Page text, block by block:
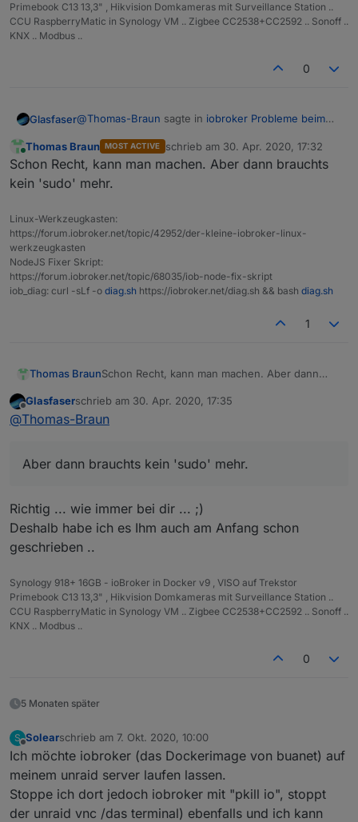
Primebook C13 13,3" , Hikvision Domkameras mit Surveillance Station ..
CCU RaspberryMatic in Synology VM .. Zigbee CC2538+CC2592 .. Sonoff ..
KNX .. Modbus ..
0
Glasfaser@Thomas-Braun sagte in iobroker Probleme beim
in Kombination mit einem root-Login
im Synology Docker meldelt man sich automatisch mit
root an ohne was anzugeben .
Online
Thomas Braun MOST ACTIVE schrieb am 30. Apr. 2020, 17:32
zuletzt editiert von
Schon Recht, kann man machen. Aber dann brauchts
kein 'sudo' mehr.
Linux-Werkzeugkasten:
https://forum.iobroker.net/topic/42952/der-kleine-iobroker-linux-
werkzeugkasten
NodeJS Fixer Skript:
https://forum.iobroker.net/topic/68035/iob-node-fix-skript
iob_diag: curl -sLf -o diag.sh https://iobroker.net/diag.sh && bash diag.sh
1
Thomas BraunSchon Recht, kann man machen. Aber dann
Offline
Glasfaserschrieb am 30. Apr. 2020, 17:35
zuletzt editiert von
@Thomas-Braun
Aber dann brauchts kein 'sudo' mehr.
Richtig ... wie immer bei dir ... ;)
Deshalb habe ich es Ihm auch am Anfang schon
geschrieben ..
Synology 918+ 16GB - ioBroker in Docker v9 , VISO auf Trekstor
Primebook C13 13,3" , Hikvision Domkameras mit Surveillance Station ..
CCU RaspberryMatic in Synology VM .. Zigbee CC2538+CC2592 .. Sonoff ..
KNX .. Modbus ..
0
5 Monaten später
S
Offline
Solearschrieb am 7. Okt. 2020, 10:00
zuletzt editiert von
Ich möchte iobroker (das Dockerimage von buanet) auf
meinem unraid server laufen lassen.
Stoppe ich dort jedoch iobroker mit "pkill io", stoppt
der unraid vnc /das terminal) ebenfalls und ich kann